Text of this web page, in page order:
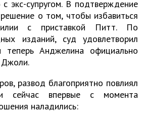
экс-супругом. В подтверждение
о том, чтобы избавиться
с приставкой Питт. По
изданий, суд удовлетворил
теперь Анджелина официально
Джоли.
развод благоприятно повлиял
сейчас впервые с момента
наладились: